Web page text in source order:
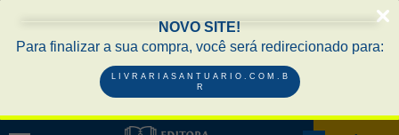
NOVO SITE!
Para finalizar a sua compra, você será redirecionado para:
L I V R A R I A S A N T U A R I O . C O M . B
R